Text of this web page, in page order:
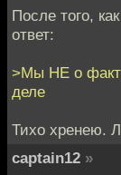
После того,
ответ:
>Мы НЕ о
деле
Тихо хренею.
captain12 »